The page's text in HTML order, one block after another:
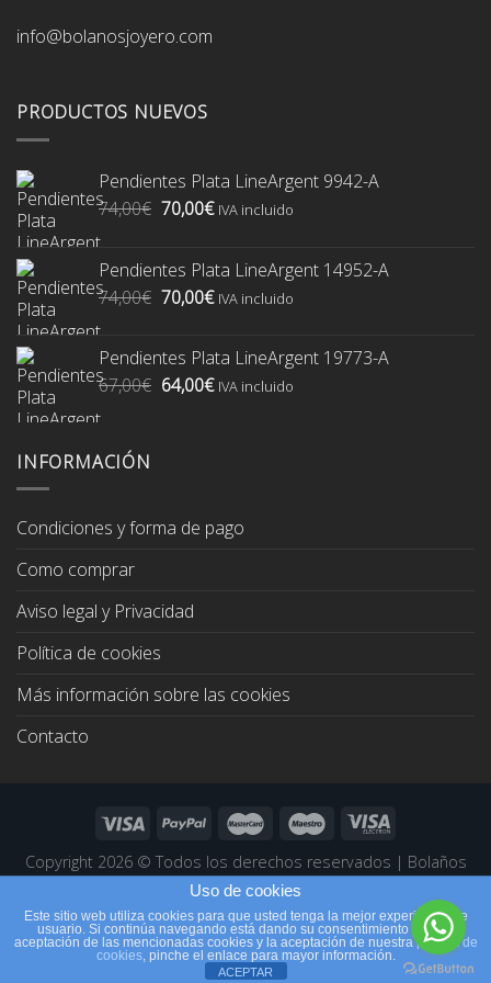
info@bolanosjoyero.com
PRODUCTOS NUEVOS
Pendientes Plata LineArgent 9942-A
74,00€ El
era:
74,00€.
70,00€El
es:
70,00€.
IVA incluido
Pendientes Plata LineArgent 14952-A
74,00€ El
era:
74,00€.
70,00€El
es:
70,00€.
IVA incluido
Pendientes Plata LineArgent 19773-A
67,00€ El
64,00€ElIVA incluido
INFORMACIÓN
Condiciones y forma de pago
Como comprar
Aviso legal y Privacidad
Política de cookies
Más información sobre las cookies
Contacto
Copyright 2026 © Todos los derechos reservados | Bolaños
Páginas Web Profesionales
Uso de cookies
Este sitio web utiliza cookies para que usted tenga la mejor experiencia de
usuario. Si continúa navegando está dando su consentimiento para la
aceptación de las mencionadas cookies y la aceptación de nuestrapolítica de
cookies, pinche el enlace para mayor información.
ACEPTAR